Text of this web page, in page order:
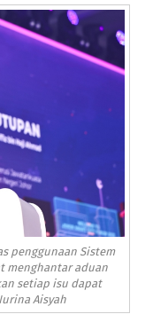
penggunaan Sistem
menghantar aduan
setiap isu dapat
Aisyah